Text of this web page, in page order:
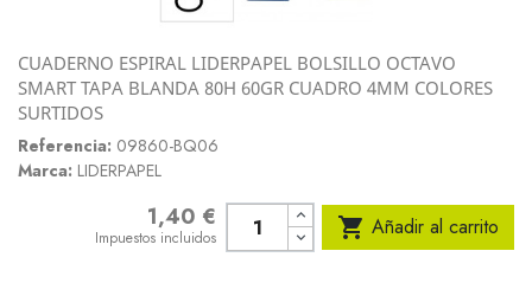
CUADERNO ESPIRAL LIDERPAPEL BOLSILLO OCTAVO
SMART TAPA BLANDA 80H 60GR CUADRO 4MM COLORES
SURTIDOS
Referencia: 09860-BQ06
Marca: LIDERPAPEL
1,40 €
Impuestos incluidos  Añadir al carrito